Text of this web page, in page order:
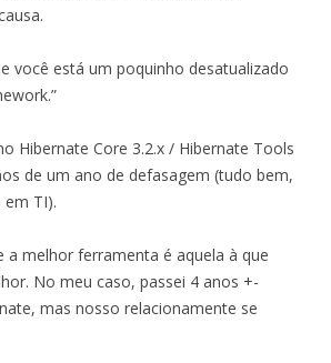
você está um poquinho desatualizado
Hibernate Core 3.2.x / Hibernate Tools
de um ano de defasagem (tudo bem,
TI).
a melhor ferramenta é aquela à que
No meu caso, passei 4 anos +-
mas nosso relacionamente se